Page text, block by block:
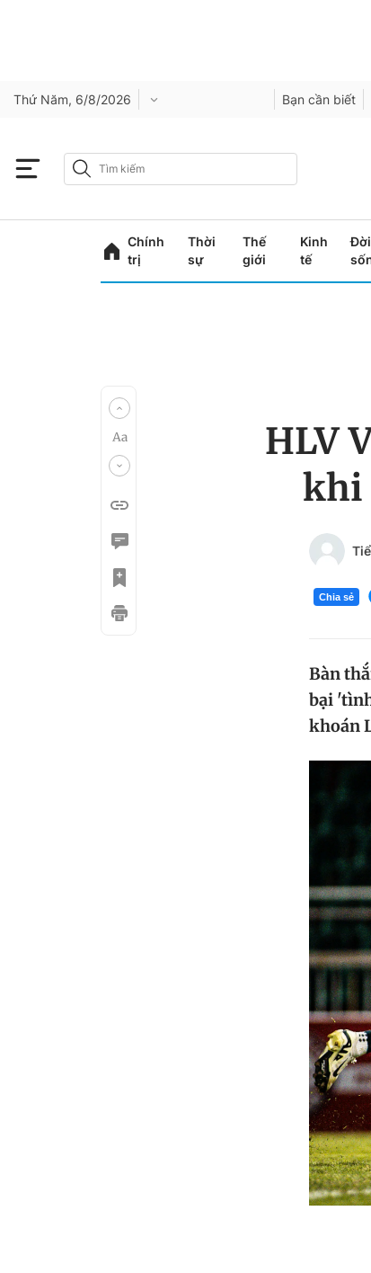
Thứ Năm, 6/8/2026 Bạn cần biết
Chính
trị
Thời
sự
Thế
giới
Kinh
tế
Đời
HLV
khi
Chia sẻ
Bàn
bại
khoán